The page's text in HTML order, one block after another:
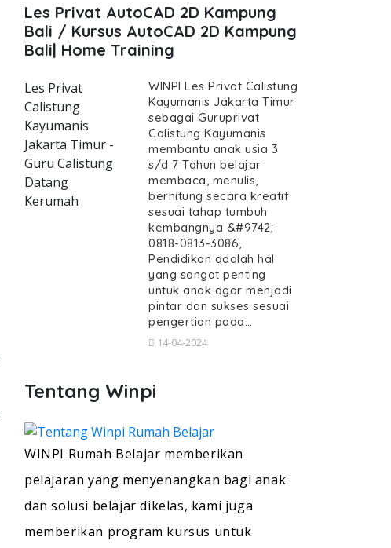
Les Privat AutoCAD 2D Kampung
Bali / Kursus AutoCAD 2D Kampung
Bali| Home Training
Les Privat
Calistung
Kayumanis
Jakarta Timur -
Guru Calistung
Datang
Kerumah
WINPI Les Privat Calistung
Kayumanis Jakarta Timur
sebagai Guruprivat
Calistung Kayumanis
membantu anak usia 3
s/d 7 Tahun belajar
membaca, menulis,
berhitung secara kreatif
sesuai tahap tumbuh
kembangnya &#9742;
0818-0813-3086,
Pendidikan adalah hal
yang sangat penting
untuk anak agar menjadi
pintar dan sukses sesuai
pengertian pada…
14-04-2024
Tentang Winpi
WINPI Rumah Belajar memberikan
pelajaran yang menyenangkan bagi anak
dan solusi belajar dikelas, kami juga
memberikan program kursus untuk